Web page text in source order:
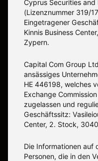
Cyprus Securities and
(Lizenznummer 319/
Eingetragener
Kinnis Business
Zypern.
Capital Com Group
ansässiges
ΗΕ 446198, welches
Exchange
zugelassen und
Geschäftssitz:
Center, 2. Stock,
Die Informationen auf
Personen, die in den